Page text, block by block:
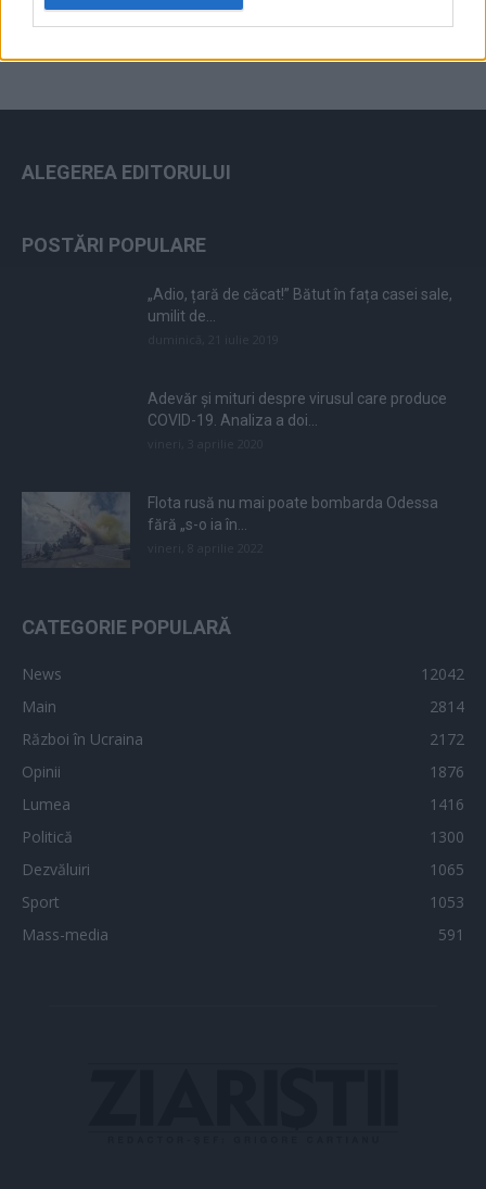
ALEGEREA EDITORULUI
POSTĂRI POPULARE
„Adio, țară de căcat!” Bătut în fața casei sale,
umilit de...
Adevăr și mituri despre virusul care produce
COVID-19. Analiza a doi...
Flota rusă nu mai poate bombarda Odessa
fără „s-o ia în...
CATEGORIE POPULARĂ
News
12042
Main
2814
Război în Ucraina
2172
Opinii
1876
Lumea
1416
Politică
1300
Dezvăluiri
1065
Sport
1053
Mass-media
591